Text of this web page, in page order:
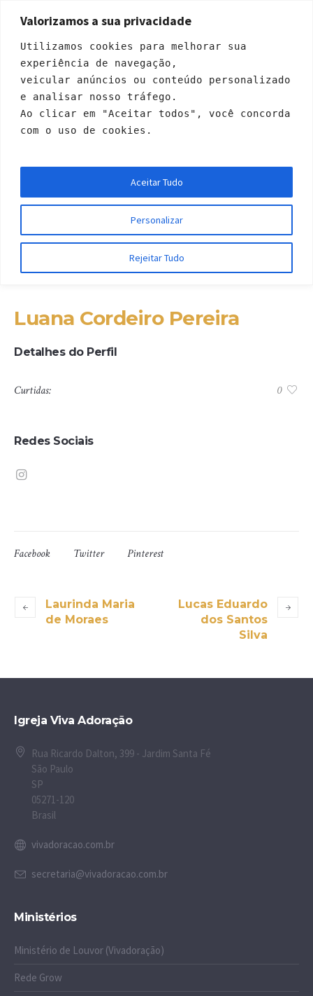
Valorizamos a sua privacidade
Utilizamos cookies para melhorar sua
experiência de navegação,
veicular anúncios ou conteúdo personalizado
e analisar nosso tráfego.
Ao clicar em "Aceitar todos", você concorda
com o uso de cookies.
Personalizar
Rejeitar Tudo
Aceitar Tudo
Luana Cordeiro Pere
ira
Início»Profiles»Luana Cordeiro Pereira
Luana Cordeiro Pereira
Detalhes do Perfil
Curtidas: 0
Redes Sociais
Facebook Twitter Pinterest
Laurinda Maria
de Moraes
Lucas Eduardo
dos Santos
Silva
Igreja Viva Adoração
Rua Ricardo Dalton, 399 - Jardim Santa Fé
São Paulo
SP
05271-120
Brasil
vivadoracao.com.br
secretaria@vivadoracao.com.br
Ministérios
Ministério de Louvor (Vivadoração)
Rede Grow